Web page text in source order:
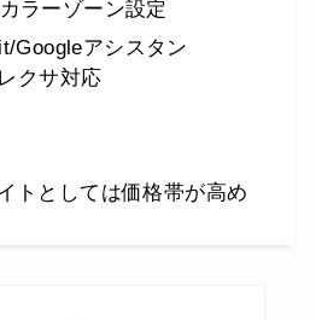
ラーゾーン設定
Googleアシスタン
クサ対応
トとしては価格帯が高め